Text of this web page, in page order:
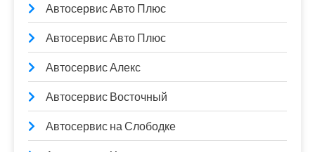
Автосервис Авто Плюс
Автосервис Авто Плюс
Автосервис Алекс
Автосервис Восточный
Автосервис на Слободке